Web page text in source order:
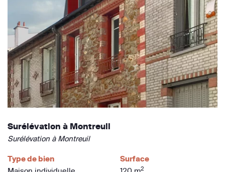
Surélévation à Montreuil
Surélévation à Montreuil
Type de bien
Surface
2